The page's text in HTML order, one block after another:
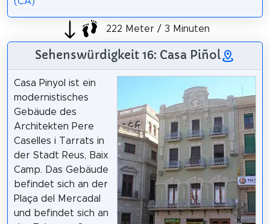
222 Meter / 3 Minuten
Sehenswürdigkeit 16: Casa Piñol
Casa Pinyol ist ein
modernistisches
Gebäude des
Architekten Pere
Caselles i Tarrats in
der Stadt Reus, Baix
Camp. Das Gebäude
befindet sich an der
Plaça del Mercadal
und befindet sich an